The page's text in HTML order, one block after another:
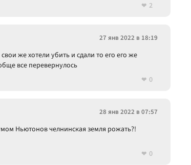
2
27 янв 2022 в 18:19
же хотели убить и сдали то его его же
все перевернулось
0
28 янв 2022 в 07:57
Ньютонов челнинская земля рожать?!
0